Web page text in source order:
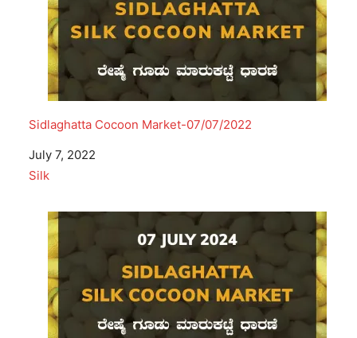
Sidlaghatta Cocoon Market-07/07/2022
Date
July 7, 2022
In relation to
Silk